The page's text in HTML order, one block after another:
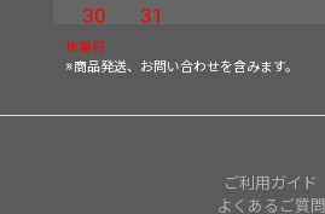
30
31
休業日
※商品発送、お問い合わせを含みます。
ご利用ガイド
よくあるご質問